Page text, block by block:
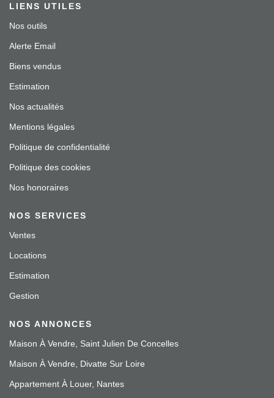
LIENS UTILES
Nos outils
Alerte Email
Biens vendus
Estimation
Nos actualités
Mentions légales
Politique de confidentialité
Politique des cookies
Nos honoraires
NOS SERVICES
Ventes
Locations
Estimation
Gestion
NOS ANNONCES
Maison À Vendre, Saint Julien De Concelles
Maison À Vendre, Divatte Sur Loire
Appartement À Louer, Nantes